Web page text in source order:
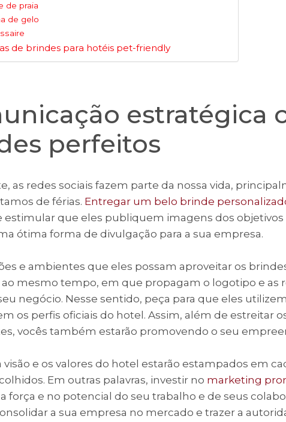
de praia
de gelo
de brindes para hotéis pet-friendly
estratégica
perfeitos
as redes sociais fazem parte da nossa vida,
de férias. Entregar um belo brinde
estimular que eles publiquem imagens dos objetivos
ótima forma de divulgação para a sua empresa.
e ambientes que eles possam aproveitar os
ao mesmo tempo, em que propagam o logotipo e as
negócio. Nesse sentido, peça para que eles
os perfis oficiais do hotel. Assim, além de estreitar
vocês também estarão promovendo o seu
visão e os valores do hotel estarão estampados em
Em outras palavras, investir no marketing
força e no potencial do seu trabalho e de seus
a sua empresa no mercado e trazer a